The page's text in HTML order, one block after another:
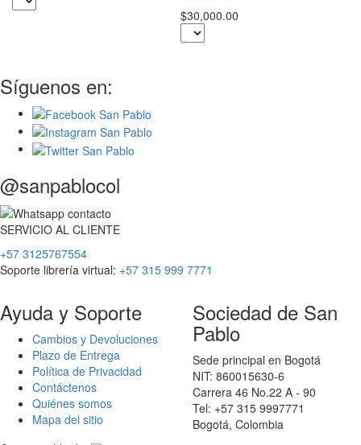
$30,000.00
Síguenos en:
@sanpablocol
SERVICIO AL CLIENTE
+57 3125767554
Soporte librería virtual: +57 315 999 7771
Ayuda y Soporte
Cambios y Devoluciones
Plazo de Entrega
Política de Privacidad
Contáctenos
Quiénes somos
Mapa del sitio
Sociedad de San
Pablo
Sede principal en Bogotá
NIT: 860015630-6
Carrera 46 No.22 A - 90
Tel: +57 315 9997771
Bogotá, Colombia